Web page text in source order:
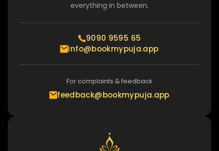
everything in between.
9090 9595 65
info@bookmypuja.app
For complaints & feedback
feedback@bookmypuja.app